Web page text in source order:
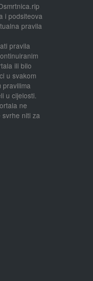
i podsiteova
pravila
pravila
ili bilo
u svakom
pravilima
u cijelosti.
ne
niti za